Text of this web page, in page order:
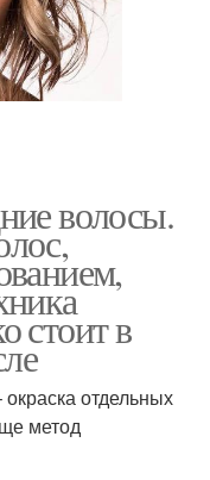
волосы.
стоит в
отдельных
метод